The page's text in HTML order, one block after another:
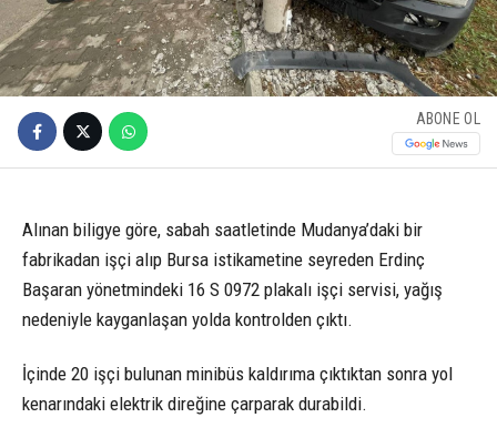
ABONE OL
Alınan biligye göre, sabah saatletinde Mudanya’daki bir
fabrikadan işçi alıp Bursa istikametine seyreden Erdinç
Başaran yönetmindeki 16 S 0972 plakalı işçi servisi, yağış
nedeniyle kayganlaşan yolda kontrolden çıktı.
İçinde 20 işçi bulunan minibüs kaldırıma çıktıktan sonra yol
kenarındaki elektrik direğine çarparak durabildi.